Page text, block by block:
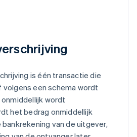
is één transactie die
een schema wordt
wordt
het bedrag onmiddellijk
van de uitgever,